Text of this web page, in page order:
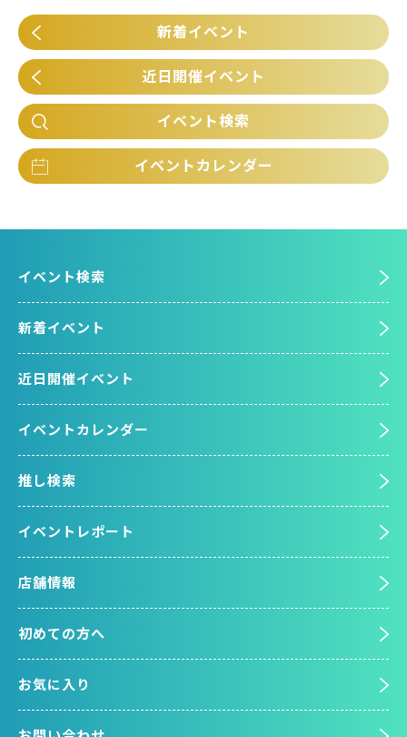
新着イベント
近日開催イベント
イベント検索
イベントカレンダー
イベント検索
新着イベント
近日開催イベント
イベントカレンダー
推し検索
イベントレポート
店舗情報
初めての方へ
お気に入り